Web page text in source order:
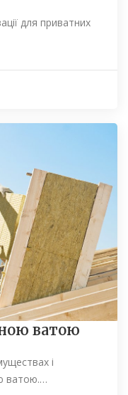
для приватних
ватою
і
ватою.…